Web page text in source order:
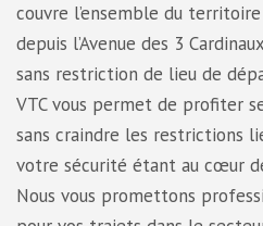
couvre l’ensemble du
depuis l’Avenue des 3
sans restriction de lieu de
VTC vous permet de profiter
sans craindre les restrictions
votre sécurité étant au cœur
Nous vous promettons